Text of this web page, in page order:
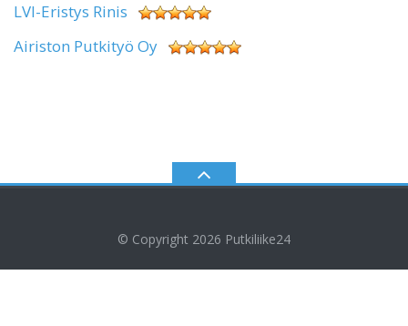
LVI-Eristys Rinis
Airiston Putkityö Oy
© Copyright 2026 Putkiliike24